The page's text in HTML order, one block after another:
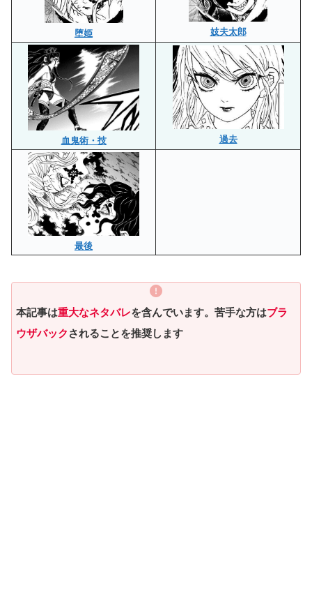
堕姫 妓夫太郎
血鬼術・技 過去
最後
本記事は重大なネタバレを含んでいます。苦手な方はブラ
ウザバック されることを推奨します